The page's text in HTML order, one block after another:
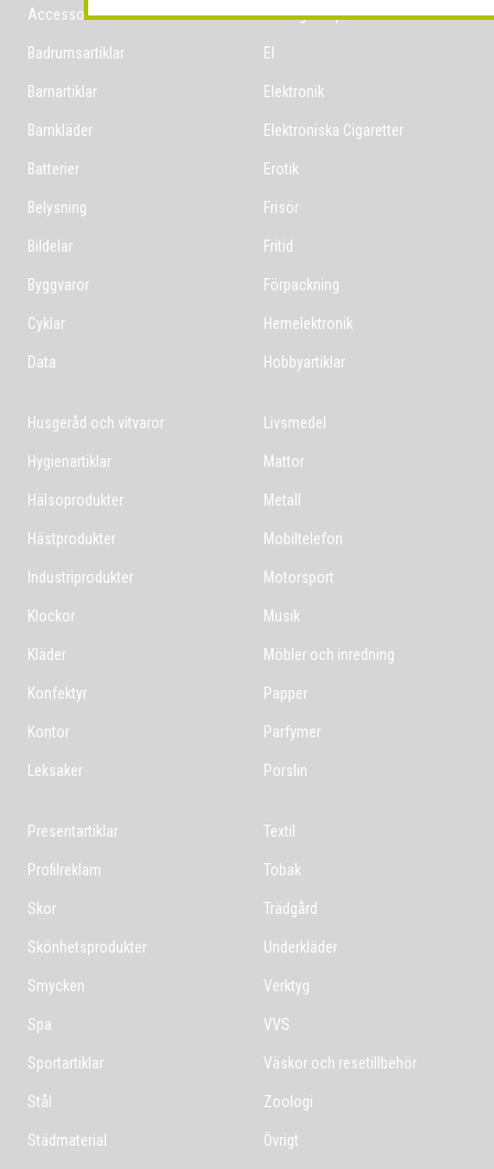
Accessoarer
Badrumsartiklar
Barnartiklar
Barnkläder
Batterier
Belysning
Bildelar
Byggvaror
Cyklar
Data
Ekologiska produkter
El
Elektronik
Elektroniska Cigaretter
Erotik
Frisör
Fritid
Förpackning
Hemelektronik
Hobbyartiklar
Husgeråd och vitvaror
Hygienartiklar
Hälsoprodukter
Hästprodukter
Industriprodukter
Klockor
Kläder
Konfektyr
Kontor
Leksaker
Livsmedel
Mattor
Metall
Mobiltelefon
Motorsport
Musik
Möbler och inredning
Papper
Parfymer
Porslin
Presentartiklar
Profilreklam
Skor
Skönhetsprodukter
Smycken
Spa
Sportartiklar
Stål
Städmaterial
Textil
Tobak
Trädgård
Underkläder
Verktyg
VVS
Väskor och resetillbehör
Zoologi
Övrigt